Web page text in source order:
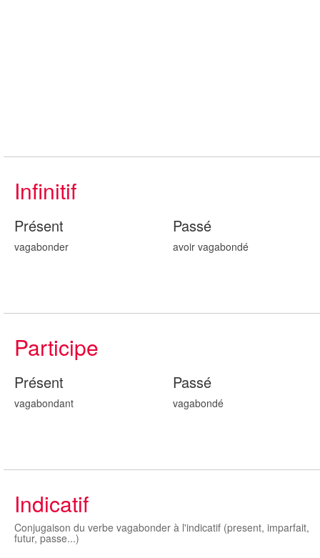
Infinitif
Présent
vagabonder
Passé
avoir vagabondé
Participe
Présent
vagabondant
Passé
vagabondé
Indicatif
Conjugaison du verbe vagabonder à l'indicatif (present, imparfait,
futur, passe...)